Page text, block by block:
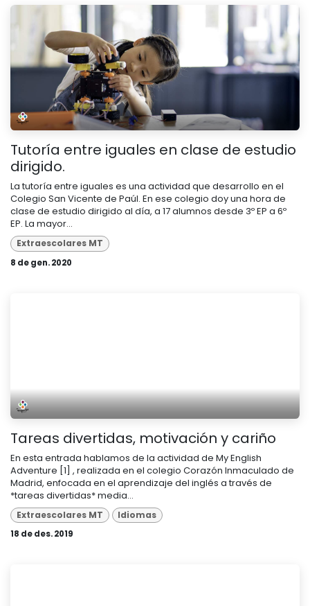
Tutoría entre iguales en clase de estudio
dirigido.
La tutoría entre iguales es una actividad que desarrollo en el
Colegio San Vicente de Paúl. En ese colegio doy una hora de
clase de estudio dirigido al día, a 17 alumnos desde 3º EP a 6º
EP. La mayor...
Extraescolares MT
8 de gen. 2020
Tareas divertidas, motivación y cariño
En esta entrada hablamos de la actividad de My English
Adventure [1] , realizada en el colegio Corazón Inmaculado de
Madrid, enfocada en el aprendizaje del inglés a través de
*tareas divertidas* media...
Extraescolares MT Idiomas
18 de des. 2019